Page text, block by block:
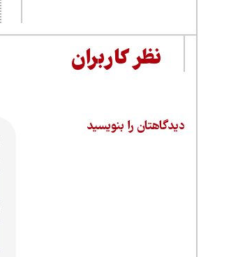
نظر کاربران
دیدگاهتان را بنویسید